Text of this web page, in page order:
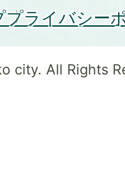
プライバシー
city. All Rights